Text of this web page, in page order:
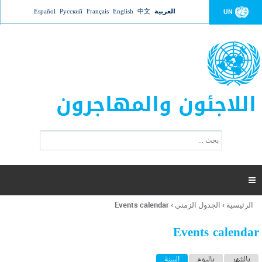
Jump to navigation UN العربية 中文
English
Français
Русский
Español
اللاجئون والمهاجرون
ت
ر
ل
ح
ب

أنت
هنا
الرئيسية › الجدول الزمني ›
Events calendar
Events calendar